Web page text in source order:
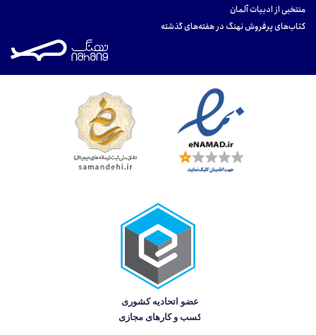
منتخبی از ادبیات آلمان
کتاب‌های پرفروش نهنگ در هفته‌های گذشته